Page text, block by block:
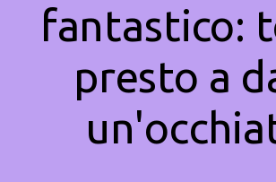
fantastico:
presto a